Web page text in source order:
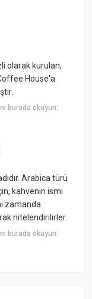
olarak kurulan,
House'a
burada okuyun:
Arabica türü
kahvenin ismi
zamanda
nitelendirilirler.
burada okuyun: